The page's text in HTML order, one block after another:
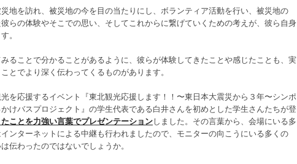
地を訪れ、被災地の今を目の当たりにし、ボランティア活動を行い、被災地の
らの体験やそこでの思い、そしてこれからに繋げていくための考えが、彼ら自身
。
ることで分かることがあるように、彼らが体験してきたことや感じたことも、実
ことでより深く伝わってくるものがあります。
を応援するイベント『東北観光応援します！！〜東日本大震災から３年〜シンポ
けバスプロジェクト』の学生代表である白井さんを初めとした学生さんたちが登
ことを力強い言葉でプレゼンテーションしました。その言葉から、会場にいる多
ンターネットによる中継も行われましたので、モニターの向こうにいる多くの
伝わったのではないでしょうか。